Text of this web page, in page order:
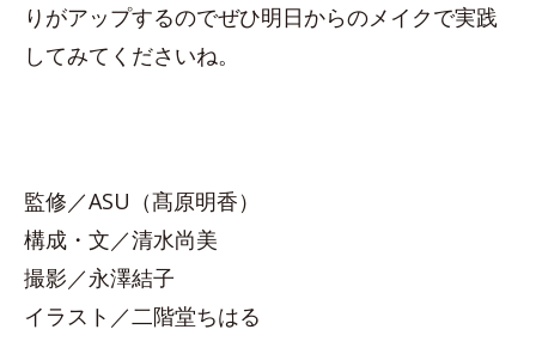
りがアップするのでぜひ明日からのメイクで実践
してみてくださいね。
監修／ASU（髙原明香）
構成・文／清水尚美
撮影／永澤結子
イラスト／二階堂ちはる